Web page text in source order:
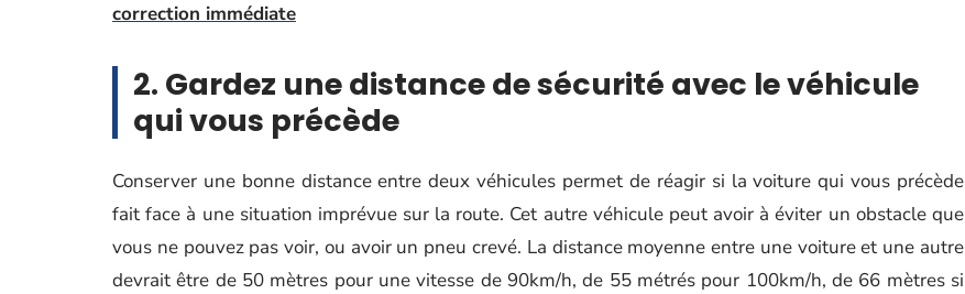
correction immédiate
2. Gardez une distance de sécurité avec le véhicule
qui vous précède
Conserver une bonne distance entre deux véhicules permet de réagir si la voiture qui vous précède
fait face à une situation imprévue sur la route. Cet autre véhicule peut avoir à éviter un obstacle que
vous ne pouvez pas voir, ou avoir un pneu crevé. La distance moyenne entre une voiture et une autre
devrait être de 50 mètres pour une vitesse de 90km/h, de 55 métrés pour 100km/h, de 66 mètres si